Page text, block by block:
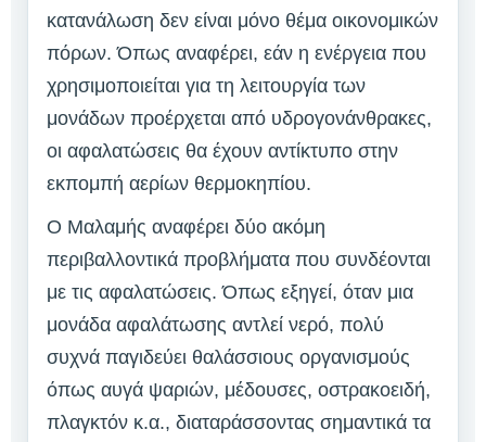
κατανάλωση δεν είναι μόνο θέμα οικονομικών
πόρων. Όπως αναφέρει, εάν η ενέργεια που
χρησιμοποιείται για τη λειτουργία των
μονάδων προέρχεται από υδρογονάνθρακες,
οι αφαλατώσεις θα έχουν αντίκτυπο στην
εκπομπή αερίων θερμοκηπίου.
O Μαλαμής αναφέρει δύο ακόμη
περιβαλλοντικά προβλήματα που συνδέονται
με τις αφαλατώσεις. Όπως εξηγεί, όταν μια
μονάδα αφαλάτωσης αντλεί νερό, πολύ
συχνά παγιδεύει θαλάσσιους οργανισμούς
όπως αυγά ψαριών, μέδουσες, οστρακοειδή,
πλαγκτόν κ.α., διαταράσσοντας σημαντικά τα